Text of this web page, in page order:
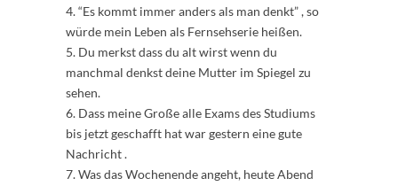
4. “Es kommt immer anders als man denkt” , so
würde mein Leben als Fernsehserie heißen.
5. Du merkst dass du alt wirst wenn du
manchmal denkst deine Mutter im Spiegel zu
sehen.
6. Dass meine Große alle Exams des Studiums
bis jetzt geschafft hat war gestern eine gute
Nachricht .
7. Was das Wochenende angeht, heute Abend